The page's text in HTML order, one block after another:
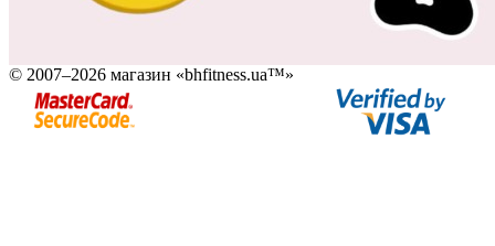
© 2007–2026 магазин «bhfitness.ua™»